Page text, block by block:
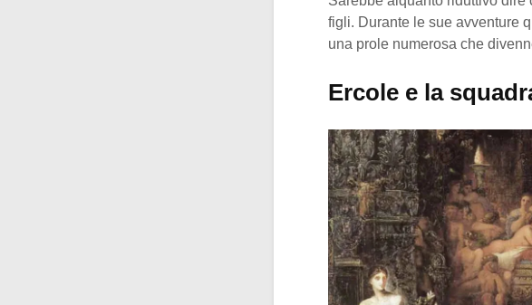
figli. Durante le sue avventure
una prole numerosa che
Ercole e la